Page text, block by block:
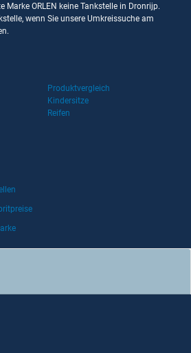
Marke ORLEN keine Tankstelle in Dronrijp.
wenn Sie unsere Umkreissuche am
Produktvergleich
Kindersitze
Reifen